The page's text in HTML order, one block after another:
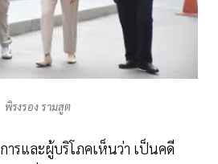
พิรงรอง รามสูต
ารและผู้บริโภคเห็นว่า เป็นคดี